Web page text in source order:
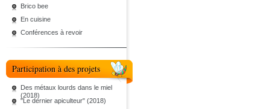
Brico bee
En cuisine
Conférences à revoir
Participation à des projets
Des métaux lourds dans le miel
(2018)
"Le dernier apiculteur" (2018)